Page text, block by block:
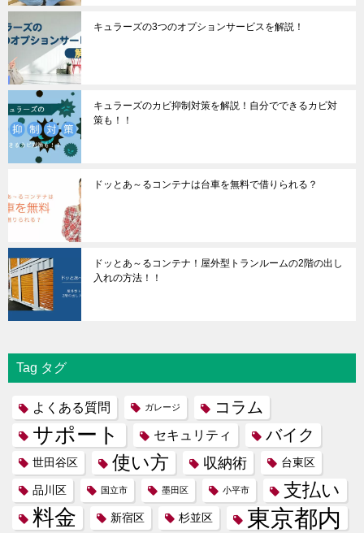
キュラーズの3つのオプションサービスを解説！
キュラーズのカビ抑制対策を解説！自分でできるカビ対
策も！！
ドッとあ～るコンテナは台車を無料で借りられる？
ドッとあ～るコンテナ！屋外型トランルームの2階の出し
入れの方法！！
Tag タグ
よくある質問 ガレージ コラム
サポート セキュリティ バイク
世田谷区 使い方 収納術 台東区
品川区 国立市 墨田区 小平市 支払い
料金 新宿区 杉並区 東京都内